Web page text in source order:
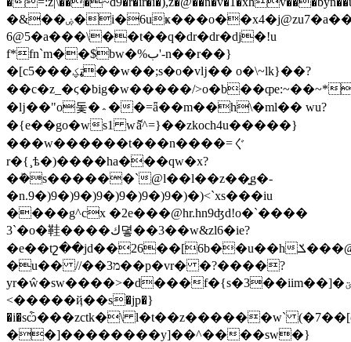
�&��ۻ�i�6uҝ���o��x4�j@zu7�a��<�@����g���
6@5�a���\��t��q�dr�dr�dj�!u
f*fn`m��$bw�%ب'-n��r��}
�[c5���ټؼ��w��;s�o�vǉ�� o�\~lk}��?
��c�z_�ϛ�big�w�����/>o�b��ȹe:~��~*
�ǉ��"o돛�؞��=ǟ��m��h\�ml�� wu?
�{e��go�ws1 wޮa^=}��zkoch4 u�����}
���w������t���n����=ぐ
r�{¸ѣ�)����ha���qw�x?
�ܰ�s������`@l��l��z��͍g�-
�n.9�)9�)9�)9�)9�)9�)9�)�)<`xs���iu
����g^cx �2e���@hr.hn9ʤd!o�`����
3`�o�鞋����ك뎧��3��w&zl6�ie?
�e��tշ��jd��26��[6b��u��hݎ���@n��v�\xy��ѿ�g�_;�ͬ�v���
�u�� //��3מ��p�vr� �?����?
<�����ҋ��s�jp�}
�i�sѽ���zctk�\ l�t��z������w`
��]��������y]��^����sw�}